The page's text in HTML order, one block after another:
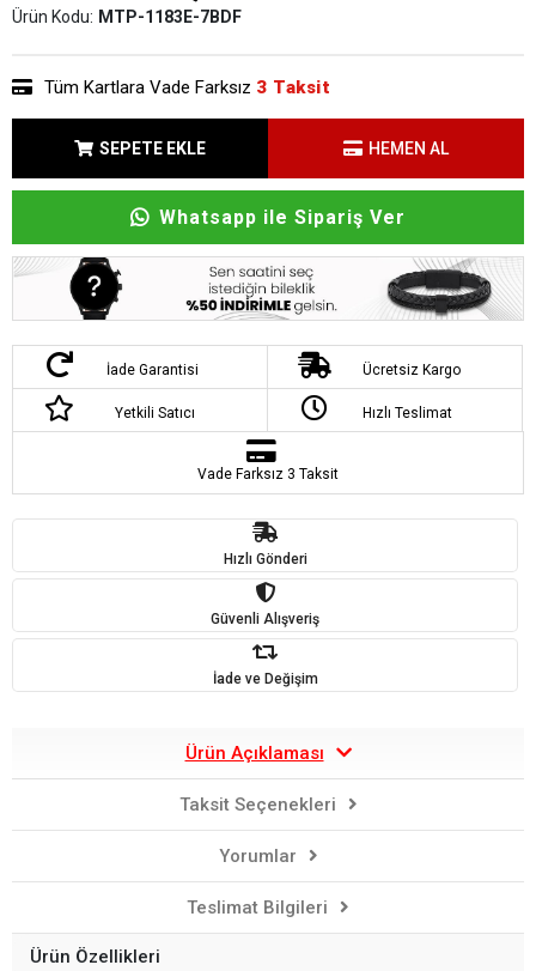
Ürün Kodu: MTP-1183E-7BDF
Tüm Kartlara Vade Farksız 3 Taksit
SEPETE EKLE HEMEN AL
Whatsapp ile Sipariş Ver
İade Garantisi Ücretsiz Kargo
Yetkili Satıcı Hızlı Teslimat
Vade Farksız 3 Taksit
Hızlı Gönderi
Güvenli Alışveriş
İade ve Değişim
Ürün Açıklaması
Taksit Seçenekleri
Yorumlar
Teslimat Bilgileri
Ürün Özellikleri